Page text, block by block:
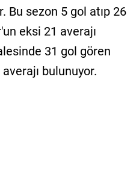
Bu sezon 5 gol atıp 26
eksi 21 averajı
31 gol gören
bulunuyor.